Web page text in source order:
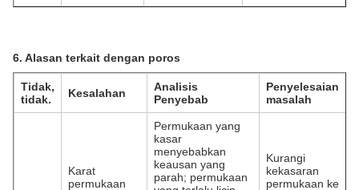
6. Alasan terkait dengan poros
Tidak,
tidak.
Kesalahan
Analisis
Penyebab
Penyelesaian
masalah
Karat
permukaan
Permukaan yang
kasar
menyebabkan
keausan yang
parah; permukaan
Kurangi
kekasaran
permukaan ke